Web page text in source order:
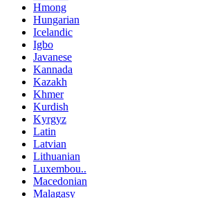
Hmong
Hungarian
Icelandic
Igbo
Javanese
Kannada
Kazakh
Khmer
Kurdish
Kyrgyz
Latin
Latvian
Lithuanian
Luxembou..
Macedonian
Malagasy